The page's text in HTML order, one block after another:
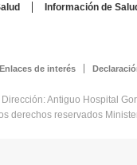
Información de
Enlaces de interés
Dirección: Antiguo Hospital
derechos reservados